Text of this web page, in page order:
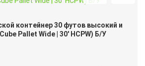
контейнер 30 футов высокий и
Pallet Wide | 30′ HCPW) Б/У